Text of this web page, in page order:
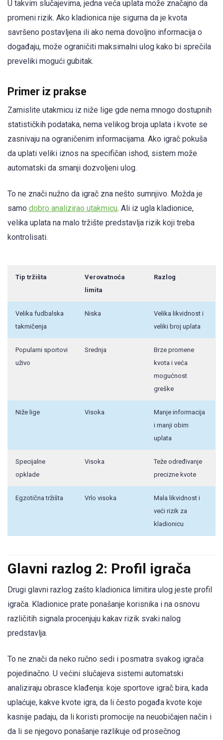
U takvim slučajevima, jedna veća uplata može značajno da
promeni rizik. Ako kladionica nije sigurna da je kvota
savršeno postavljena ili ako nema dovoljno informacija o
događaju, može ograničiti maksimalni ulog kako bi sprečila
preveliki mogući gubitak.
Primer iz prakse
Zamislite utakmicu iz niže lige gde nema mnogo dostupnih
statističkih podataka, nema velikog broja uplata i kvote se
zasnivaju na ograničenim informacijama. Ako igrač pokuša
da uplati veliki iznos na specifičan ishod, sistem može
automatski da smanji dozvoljeni ulog.
To ne znači nužno da igrač zna nešto sumnjivo. Možda je
samo dobro analizirao utakmicu. Ali iz ugla kladionice,
velika uplata na malo tržište predstavlja rizik koji treba
kontrolisati.
Tip tržišta
Verovatnoća
limita
Razlog
Velika fudbalska
takmičenja
Niska
Velika likvidnost i
veliki broj uplata
Popularni sportovi
uživo
Srednja
Brze promene
kvota i veća
mogućnost
greške
Niže lige Visoka
Manje informacija
i manji obim
uplata
Specijalne
opklade
Visoka
Teže određivanje
precizne kvote
Egzotična tržišta Vrlo visoka
Mala likvidnost i
veći rizik za
kladionicu
Glavni razlog 2: Profil igrača
Drugi glavni razlog zašto kladionica limitira ulog jeste profil
igrača. Kladionice prate ponašanje korisnika i na osnovu
različitih signala procenjuju kakav rizik svaki nalog
predstavlja.
To ne znači da neko ručno sedi i posmatra svakog igrača
pojedinačno. U većini slučajeva sistemi automatski
analiziraju obrasce klađenja: koje sportove igrač bira, kada
uplaćuje, kakve kvote igra, da li često pogađa kvote koje
kasnije padaju, da li koristi promocije na neuobičajen način i
da li se njegovo ponašanje razlikuje od prosečnog